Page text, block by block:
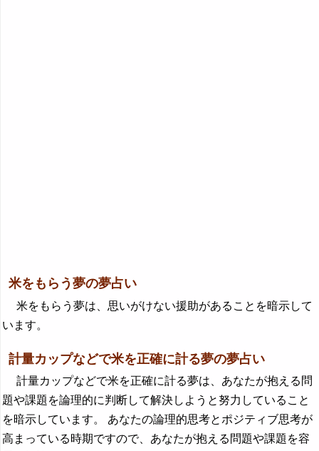
米をもらう夢の夢占い
米をもらう夢は、思いがけない援助があることを暗示して
います。
計量カップなどで米を正確に計る夢の夢占い
計量カップなどで米を正確に計る夢は、あなたが抱える問
題や課題を論理的に判断して解決しようと努力していること
を暗示しています。 あなたの論理的思考とポジティブ思考が
高まっている時期ですので、あなたが抱える問題や課題を容